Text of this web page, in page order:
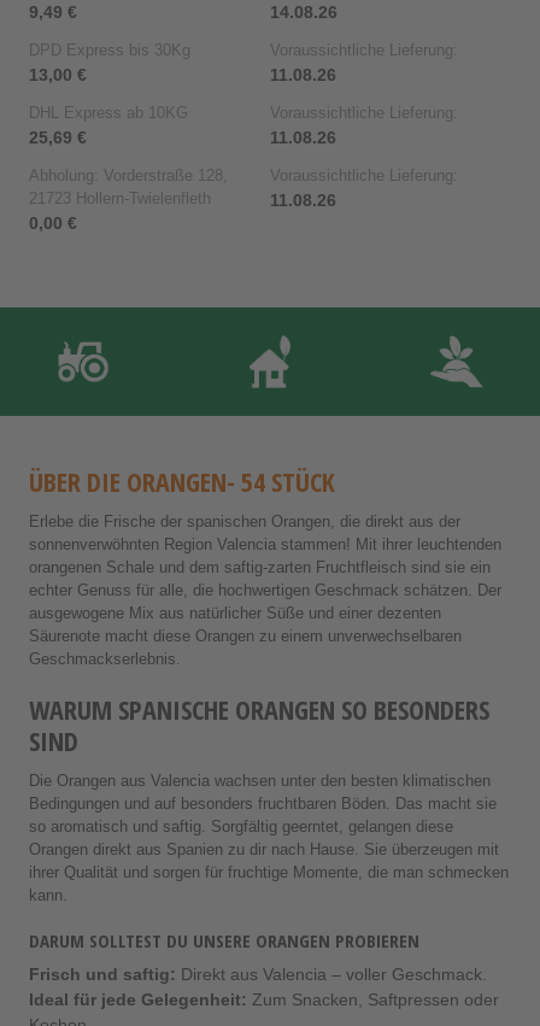
9,49 € 14.08.26
DPD Express bis 30Kg
13,00 €
Voraussichtliche Lieferung:
11.08.26
DHL Express ab 10KG
25,69 €
Voraussichtliche Lieferung:
11.08.26
Abholung: Vorderstraße 128,
21723 Hollern-Twielenfleth
0,00 €
Voraussichtliche Lieferung:
11.08.26
ÜBER DIE ORANGEN- 54 STÜCK
Erlebe die Frische der spanischen Orangen, die direkt aus der
sonnenverwöhnten Region Valencia stammen! Mit ihrer leuchtenden
orangenen Schale und dem saftig-zarten Fruchtfleisch sind sie ein
echter Genuss für alle, die hochwertigen Geschmack schätzen. Der
ausgewogene Mix aus natürlicher Süße und einer dezenten
Säurenote macht diese Orangen zu einem unverwechselbaren
Geschmackserlebnis.
WARUM SPANISCHE ORANGEN SO BESONDERS
SIND
Die Orangen aus Valencia wachsen unter den besten klimatischen
Bedingungen und auf besonders fruchtbaren Böden. Das macht sie
so aromatisch und saftig. Sorgfältig geerntet, gelangen diese
Orangen direkt aus Spanien zu dir nach Hause. Sie überzeugen mit
ihrer Qualität und sorgen für fruchtige Momente, die man schmecken
kann.
DARUM SOLLTEST DU UNSERE ORANGEN PROBIEREN
Frisch und saftig: Direkt aus Valencia – voller Geschmack.
Ideal für jede Gelegenheit: Zum Snacken, Saftpressen oder